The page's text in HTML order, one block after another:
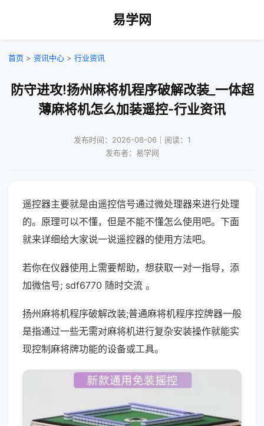
易学网
首页 > 资讯中心 > 行业资讯
防守进攻!扬州麻将机程序破解改装_一体超
薄麻将机怎么加装遥控-行业资讯
发布时间：2026-08-06｜阅读：1
发布者：易学网
遥控器主要就是由遥控信号通过微处理器来进行处理
的。原理可以不懂，但是不能不懂怎么使用吧。下面
就来详细给大家说一说遥控器的使用方法吧。
若你在仪器使用上需要帮助，想获取一对一指导，添
加微信号; sdf6770 随时交流 。
扬州麻将机程序破解改装;普通麻将机程序控牌器一般
是指通过一些无需对麻将机进行复杂安装操作就能实
现控制麻将牌功能的设备或工具。